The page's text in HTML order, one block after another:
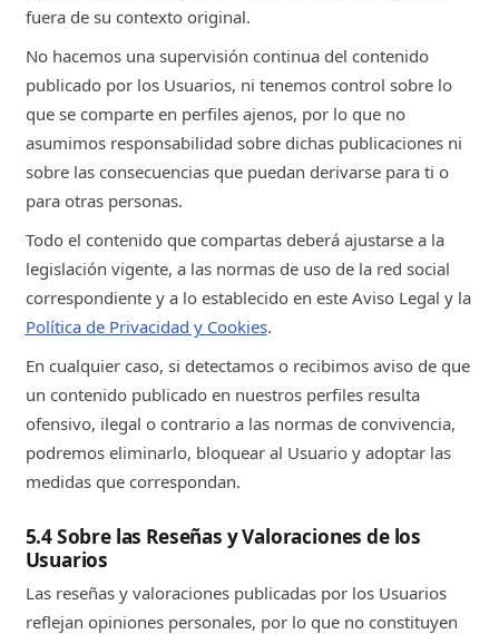
fuera de su contexto original.
No hacemos una supervisión continua del contenido
publicado por los Usuarios, ni tenemos control sobre lo
que se comparte en perfiles ajenos, por lo que no
asumimos responsabilidad sobre dichas publicaciones ni
sobre las consecuencias que puedan derivarse para ti o
para otras personas.
Todo el contenido que compartas deberá ajustarse a la
legislación vigente, a las normas de uso de la red social
correspondiente y a lo establecido en este Aviso Legal y la
Política de Privacidad y Cookies.
En cualquier caso, si detectamos o recibimos aviso de que
un contenido publicado en nuestros perfiles resulta
ofensivo, ilegal o contrario a las normas de convivencia,
podremos eliminarlo, bloquear al Usuario y adoptar las
medidas que correspondan.
5.4 Sobre las Reseñas y Valoraciones de los
Usuarios
Las reseñas y valoraciones publicadas por los Usuarios
reflejan opiniones personales, por lo que no constituyen